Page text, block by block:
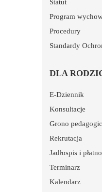
Statut
Program
Procedury
Standardy
DLA
E-Dziennik
Konsultacje
Grono
Rekrutacja
Jadłospis i
Terminarz
Kalendarz